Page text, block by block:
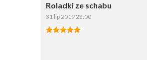
Roladki ze schabu
31 lip 2019 23:00